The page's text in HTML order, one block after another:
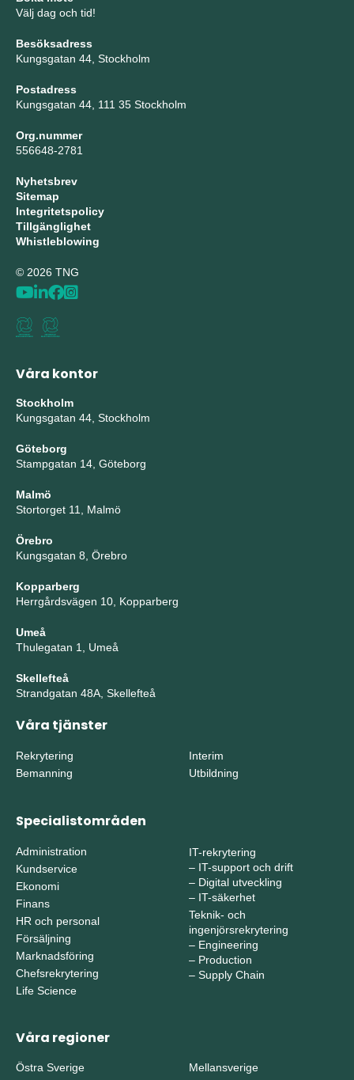
Välj dag och tid!
Besöksadress
Kungsgatan 44, Stockholm
Postadress
Kungsgatan 44, 111 35 Stockholm
Org.nummer
556648-2781
Nyhetsbrev
Sitemap
Integritetspolicy
Tillgänglighet
Whistleblowing
© 2026 TNG
Våra kontor
Stockholm
Kungsgatan 44, Stockholm
Göteborg
Stampgatan 14, Göteborg
Malmö
Stortorget 11, Malmö
Örebro
Kungsgatan 8, Örebro
Kopparberg
Herrgårdsvägen 10, Kopparberg
Umeå
Thulegatan 1, Umeå
Skellefteå
Strandgatan 48A, Skellefteå
Våra tjänster
Rekrytering
Bemanning
Interim
Utbildning
Specialistområden
Administration
Kundservice
Ekonomi
Finans
HR och personal
Försäljning
Marknadsföring
Chefsrekrytering
Life Science
IT-rekrytering
– IT-support och drift
– Digital utveckling
– IT-säkerhet
Teknik- och
ingenjörsrekrytering
– Engineering
– Production
– Supply Chain
Våra regioner
Östra Sverige
Mellansverige